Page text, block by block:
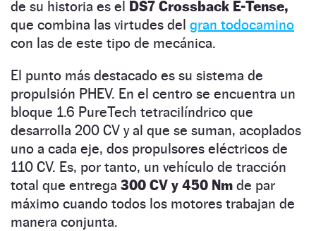
de su historia es el DS7 Crossback E-Tense,
que combina las virtudes del gran todocamino
con las de este tipo de mecánica.
El punto más destacado es su sistema de
propulsión PHEV. En el centro se encuentra un
bloque 1.6 PureTech tetracilíndrico que
desarrolla 200 CV y al que se suman, acoplados
uno a cada eje, dos propulsores eléctricos de
110 CV. Es, por tanto, un vehículo de tracción
total que entrega 300 CV y 450 Nm de par
máximo cuando todos los motores trabajan de
manera conjunta.